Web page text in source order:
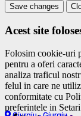
Save changes
Acest site
Folosim cookie-uri
pentru a oferi
analiza traficul
felul in care ne
conformitate cu
preferintele in